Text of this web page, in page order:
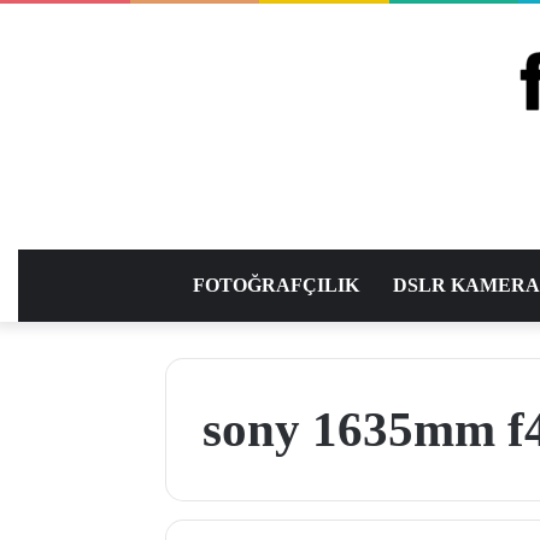
FOTOĞRAFÇILIK DSLR
sony 1635mm